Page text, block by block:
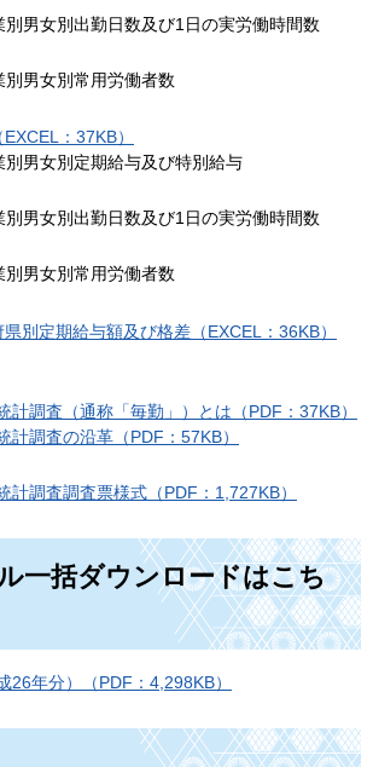
別男女別出勤日数及び1日の実労働時間数
別男女別常用労働者数
EXCEL：37KB）
別男女別定期給与及び特別給与
別男女別出勤日数及び1日の実労働時間数
別男女別常用労働者数
県別定期給与額及び格差（EXCEL：36KB）
計調査（通称「毎勤」）とは（PDF：37KB）
計調査の沿革（PDF：57KB）
計調査調査票様式（PDF：1,727KB）
一括ダウンロードはこち
26年分）（PDF：4,298KB）